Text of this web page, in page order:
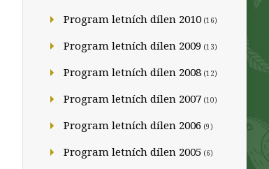
Program letních dílen 2010 (16)
Program letních dílen 2009 (13)
Program letních dílen 2008 (12)
Program letních dílen 2007 (10)
Program letních dílen 2006 (9)
Program letních dílen 2005 (6)